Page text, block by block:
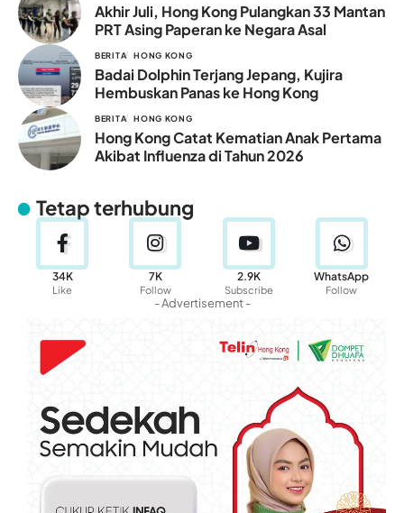
Akhir Juli, Hong Kong Pulangkan 33 Mantan
PRT Asing Paperan ke Negara Asal
BERITA HONG KONG
Badai Dolphin Terjang Jepang, Kujira
Hembuskan Panas ke Hong Kong
BERITA HONG KONG
Hong Kong Catat Kematian Anak Pertama
Akibat Influenza di Tahun 2026
Tetap terhubung
34K
Like
7K
Follow
2.9K
Subscribe
WhatsApp
Follow
- Advertisement -